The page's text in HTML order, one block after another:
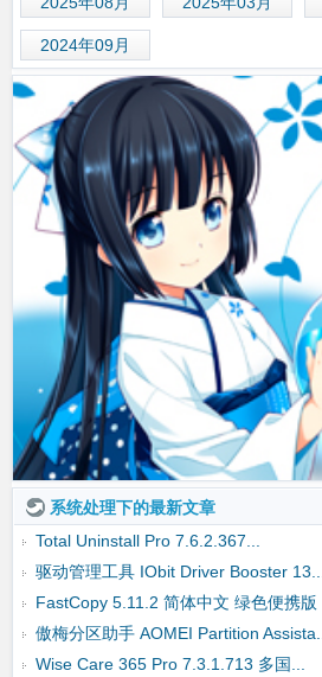
2024年09月
系统处理下的最新文章
Total Uninstall Pro 7.6.2.367...
驱动管理工具 IObit Driver Booster 13...
FastCopy 5.11.2 简体中文 绿色便携版
傲梅分区助手 AOMEI Partition Assista...
Wise Care 365 Pro 7.3.1.713 多国...